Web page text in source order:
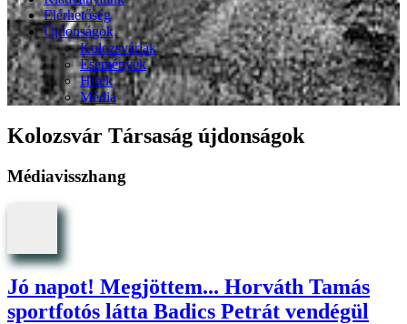
Elérhetőség
Újdonságok
Kolozsváriak
Események
Hírek
Média
Kolozsvár Társaság újdonságok
Médiavisszhang
Jó napot! Megjöttem... Horváth Tamás
sportfotós látta Badics Petrát vendégül